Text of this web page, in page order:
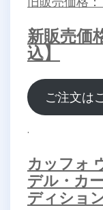
新販売価
込】
ご注文は
.
カッフォ
デル・カ
ディショ